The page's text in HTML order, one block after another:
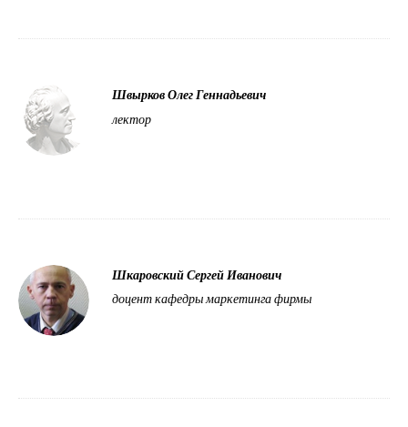
Швырков Олег Геннадьевич
лектор
Шкаровский Сергей Иванович
доцент кафедры маркетинга фирмы